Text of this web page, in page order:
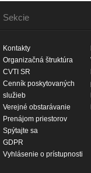
Sekcie
Kontakty
Organizačná štruktúra
CVTI SR
Cenník poskytovaných
služieb
Verejné obstarávanie
Prenájom priestorov
Spýtajte sa
GDPR
Vyhlásenie o prístupnosti